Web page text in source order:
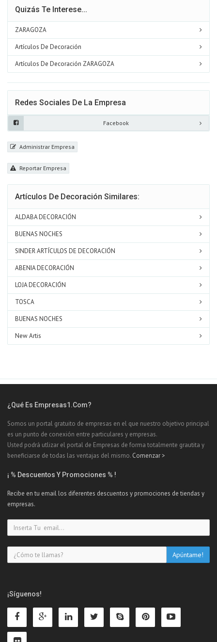
Quizás Te Interese...
ZARAGOZA
Artículos De Decoración
Artículos De Decoración ZARAGOZA
Redes Sociales De La Empresa
Facebook
Administrar Empresa
Reportar Empresa
Artículos De Decoración Similares:
ALDABA DECORACIÓN
BUENAS NOCHES
SINDER ARTÍCULOS DE DECORACIÓN
ABENIA DECORACIÓN
LOJA DECORACIÓN
TOSCA
BUENAS NOCHES
New Artis
¿Qué Es Empresas1.com?
Somos un portal gratuito de empresas en el que nuestro objetivo principal
es un punto de conexión entre particulares y empresas.
Usted podrá utlizar el portal de Empresas de forma totalmente grautita y
beneficiarse de todas las ventajas del mismo. Comenzar >
¡ % Descuentos Y Promociones % !
Recibe en tu email los diferentes descuentos y promociones de tiendas y
empresas.
¡Síguenos!